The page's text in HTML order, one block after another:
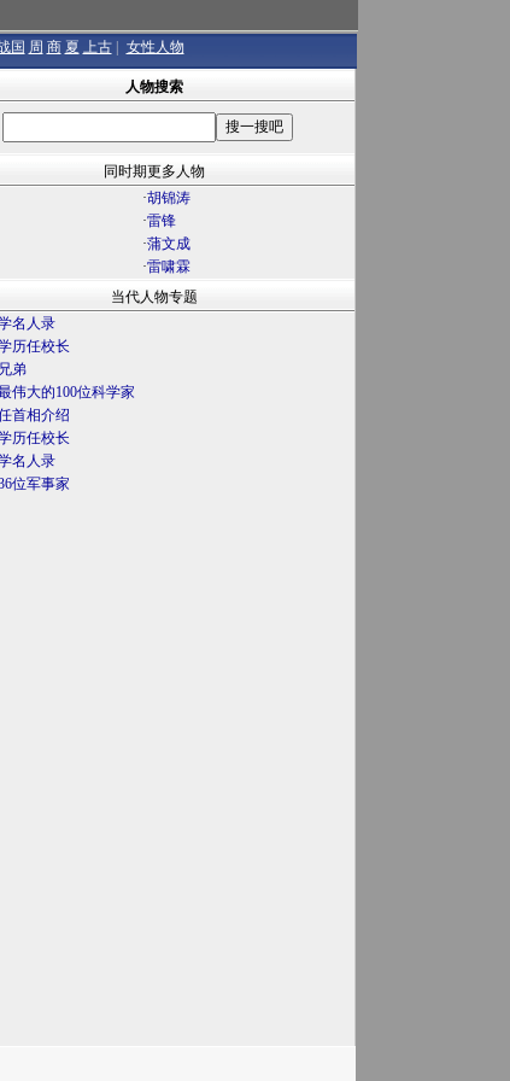
国 周 商 夏 上古 女性人物
人物搜索
同时期更多人物
·胡锦涛
·雷锋
·蒲文成
·雷啸霖
当代人物专题
名人录
历任校长
弟
伟大的100位科学家
首相介绍
历任校长
名人录
位军事家